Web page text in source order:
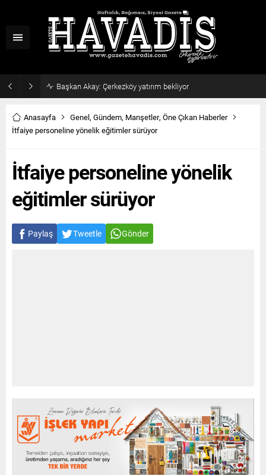
Başkan Akay: Çerkezköy yatırım bekliyor
Anasayfa Genel, Gündem, Manşetler, Öne Çıkan Haberler
İtfaiye personeline yönelik eğitimler sürüyor
İtfaiye personeline yönelik
eğitimler sürüyor
Paylaş Tweetle Gönder